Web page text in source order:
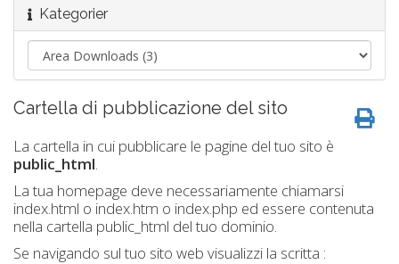
Kategorier
Cartella di pubblicazione del sito
La cartella in cui pubblicare le pagine del tuo sito è
public_html.
La tua homepage deve necessariamente chiamarsi
index.html o index.htm o index.php ed essere contenuta
nella cartella public_html del tuo dominio.
Se navigando sul tuo sito web visualizzi la scritta :